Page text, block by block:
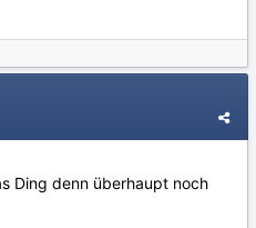
Ding denn überhaupt noch